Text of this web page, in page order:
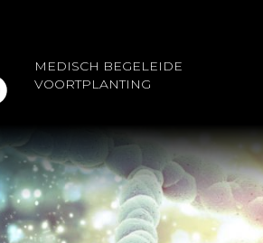
MEDISCH BEGELEIDE
VOORTPLANTING